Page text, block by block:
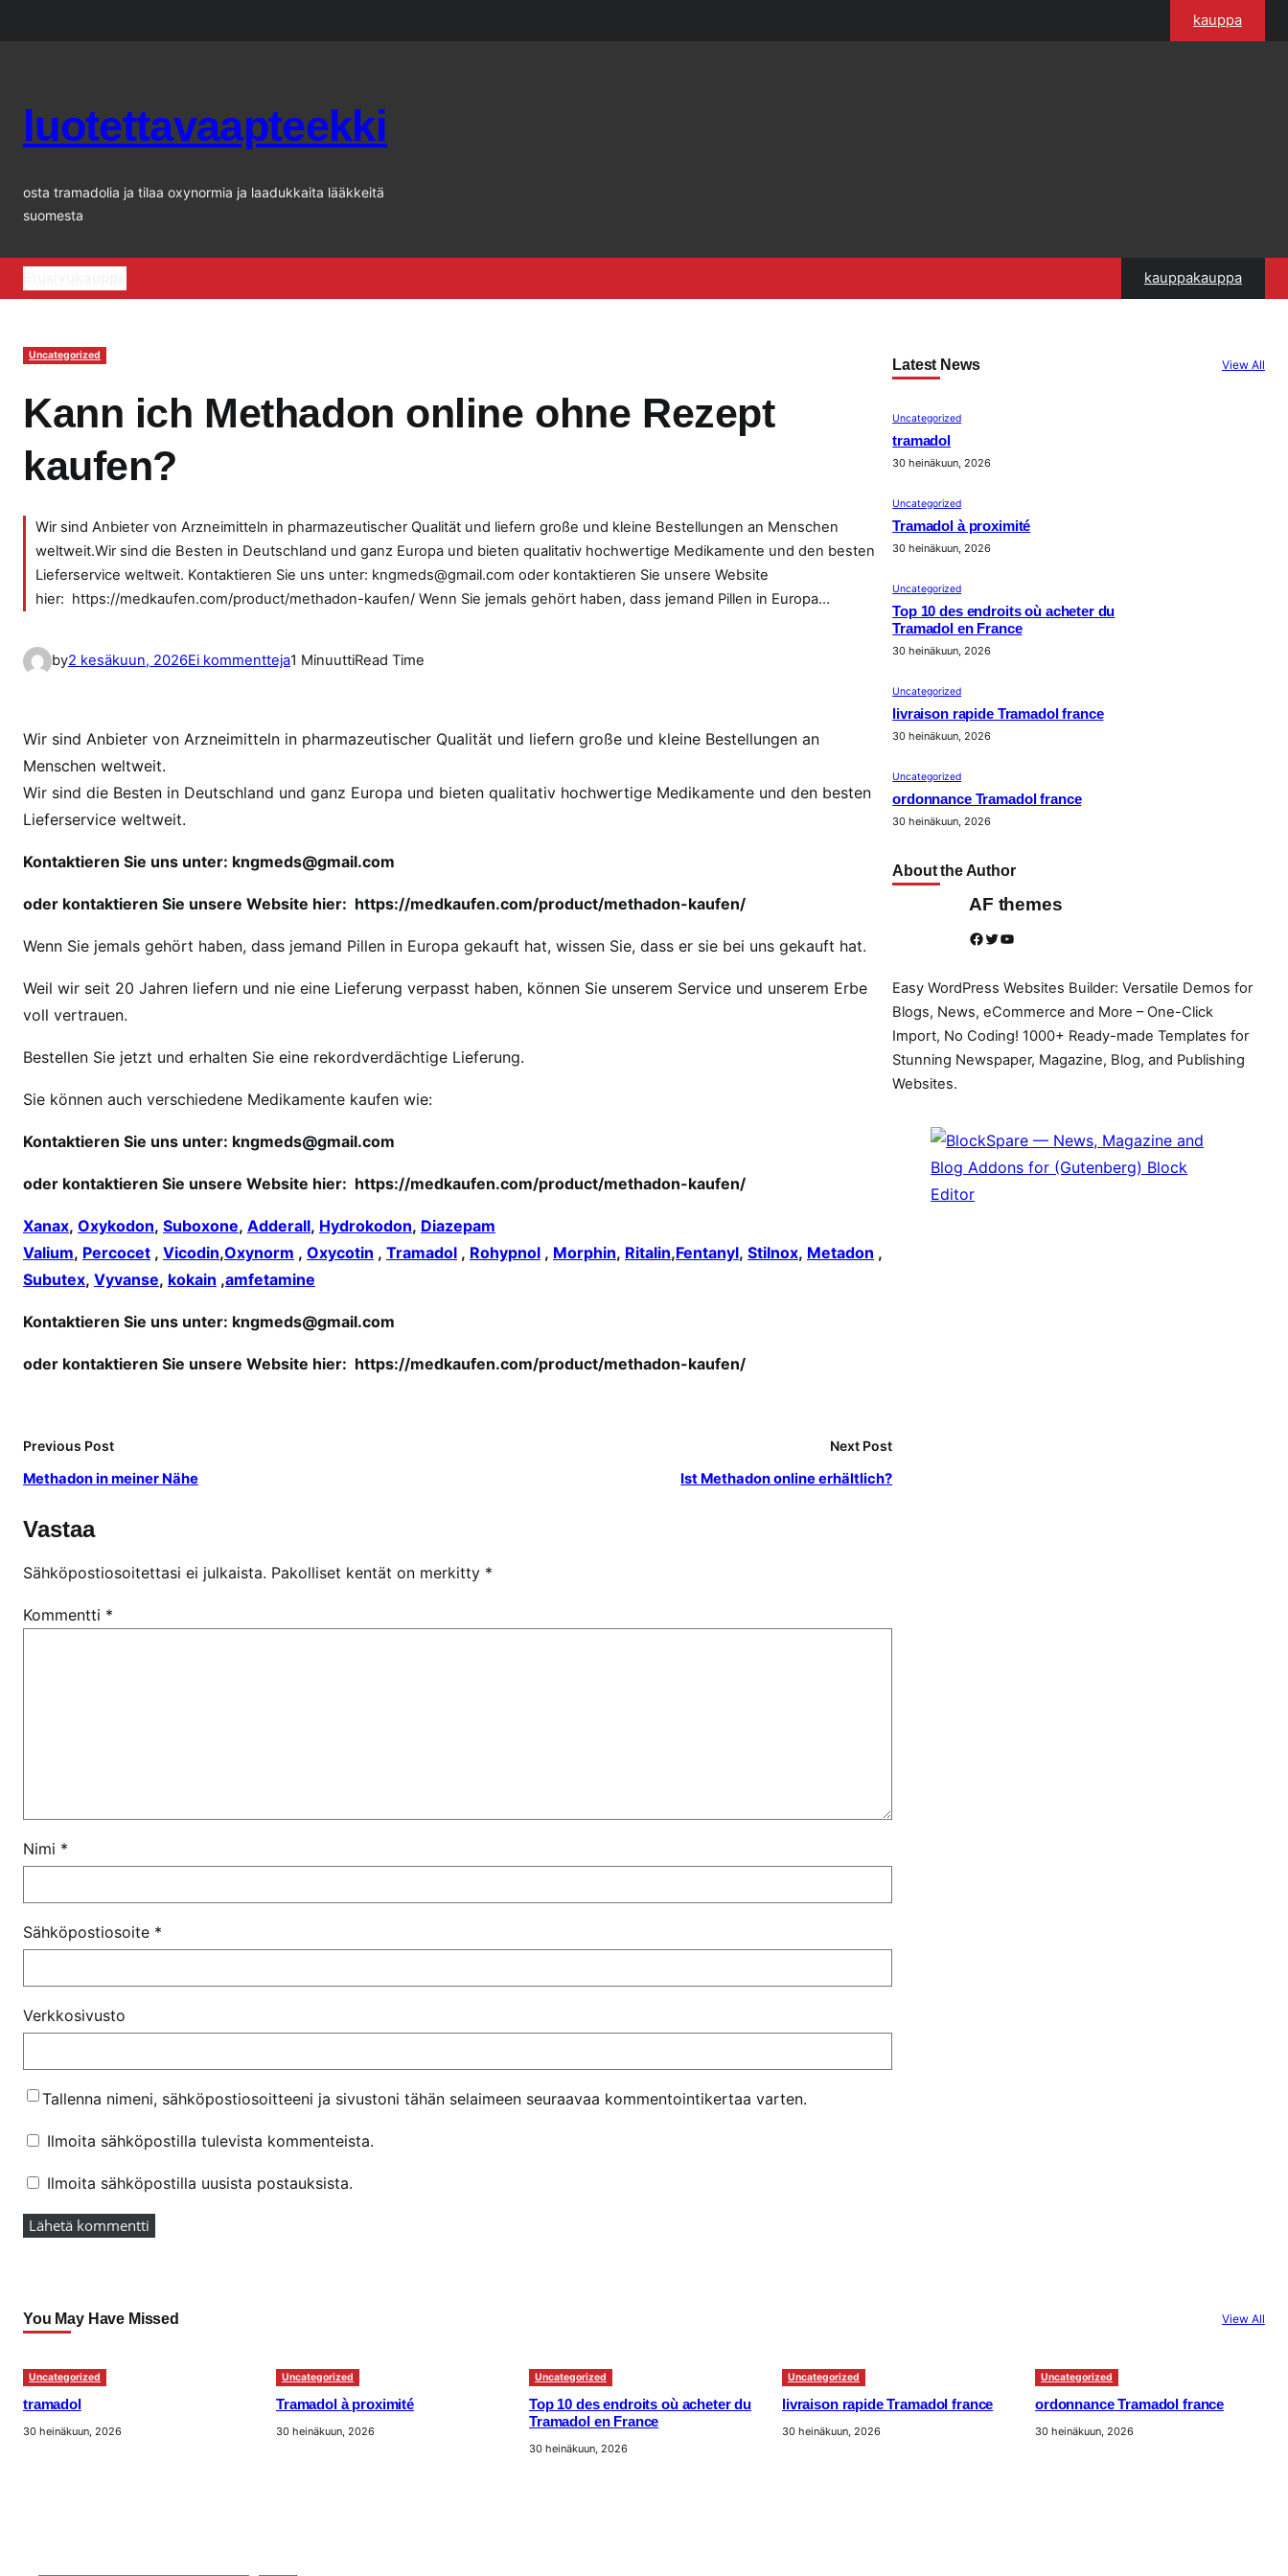
kauppa
luotettavaapteekki
osta tramadolia ja tilaa oxynormia ja laadukkaita lääkkeitä
suomesta
kauppakauppa
Uncategorized
Kann ich Methadon online ohne Rezept
kaufen?
Wir sind Anbieter von Arzneimitteln in pharmazeutischer Qualität und liefern große und kleine Bestellungen an Menschen
weltweit.Wir sind die Besten in Deutschland und ganz Europa und bieten qualitativ hochwertige Medikamente und den besten
Lieferservice weltweit. Kontaktieren Sie uns unter: kngmeds@gmail.com oder kontaktieren Sie unsere Website
hier: https://medkaufen.com/product/methadon-kaufen/ Wenn Sie jemals gehört haben, dass jemand Pillen in Europa…
by2 kesäkuun, 2026Ei kommenttejaa
e
n
a
n
h
t
a
o
n
o
l
i
z
1 MinuuttiRead Time
Wir sind Anbieter von Arzneimitteln in pharmazeutischer Qualität und liefern große und kleine Bestellungen an
Menschen weltweit.
Wir sind die Besten in Deutschland und ganz Europa und bieten qualitativ hochwertige Medikamente und den besten
Lieferservice weltweit.
Kontaktieren Sie uns unter: kngmeds@gmail.com
oder kontaktieren Sie unsere Website hier: https://medkaufen.com/product/methadon-kaufen/
Wenn Sie jemals gehört haben, dass jemand Pillen in Europa gekauft hat, wissen Sie, dass er sie bei uns gekauft hat.
Weil wir seit 20 Jahren liefern und nie eine Lieferung verpasst haben, können Sie unserem Service und unserem Erbe
voll vertrauen.
Bestellen Sie jetzt und erhalten Sie eine rekordverdächtige Lieferung.
Sie können auch verschiedene Medikamente kaufen wie:
Kontaktieren Sie uns unter: kngmeds@gmail.com
oder kontaktieren Sie unsere Website hier: https://medkaufen.com/product/methadon-kaufen/
Xanax, Oxykodon, Suboxone, Adderall, Hydrokodon, Diazepam
Valium, Percocet , Vicodin,Oxynorm , Oxycotin , Tramadol , Rohypnol , Morphin, Ritalin,Fentanyl, Stilnox, Metadon ,
Subutex, Vyvanse, kokain ,amfetamine
Kontaktieren Sie uns unter: kngmeds@gmail.com
oder kontaktieren Sie unsere Website hier: https://medkaufen.com/product/methadon-kaufen/
Previous Post
Methadon in meiner Nähe
Next Post
Ist Methadon online erhältlich?
Vastaa
Sähköpostiosoitettasi ei julkaista. Pakolliset kentät on merkitty *
Kommentti *
Nimi *
Sähköpostiosoite *
Verkkosivusto
Tallenna nimeni, sähköpostiosoitteeni ja sivustoni tähän selaimeen seuraavaa kommentointikertaa varten.
Ilmoita sähköpostilla tulevista kommenteista.
Ilmoita sähköpostilla uusista postauksista.
Latest News View All
Uncategorized
tramadol
30 heinäkuun, 2026
Uncategorized
Tramadol à proximité
30 heinäkuun, 2026
Uncategorized
Top 10 des endroits où acheter du
Tramadol en France
30 heinäkuun, 2026
Uncategorized
livraison rapide Tramadol france
30 heinäkuun, 2026
Uncategorized
ordonnance Tramadol france
30 heinäkuun, 2026
About the Author
AF themes
Facebook Twitter YouTube
Easy WordPress Websites Builder: Versatile Demos for
Blogs, News, eCommerce and More – One-Click
Import, No Coding! 1000+ Ready-made Templates for
Stunning Newspaper, Magazine, Blog, and Publishing
Websites.
You May Have Missed View All
Uncategorized
tramadol
30 heinäkuun, 2026
Uncategorized
Tramadol à proximité
30 heinäkuun, 2026
Uncategorized
Top 10 des endroits où acheter du
Tramadol en France
30 heinäkuun, 2026
Uncategorized
livraison rapide Tramadol france
30 heinäkuun, 2026
Uncategorized
ordonnance Tramadol france
30 heinäkuun, 2026